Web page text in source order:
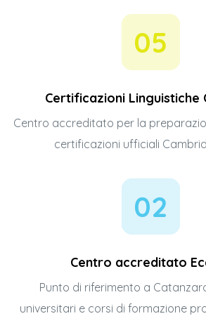
05
Certificazioni Linguistiche
Centro accreditato per la
certificazioni ufficiali
02
Centro accreditato
Punto di riferimento a
universitari e corsi di formazione